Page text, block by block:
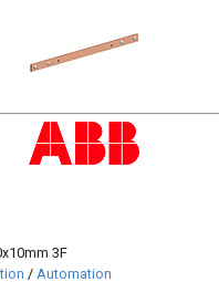
3F
/ Automation